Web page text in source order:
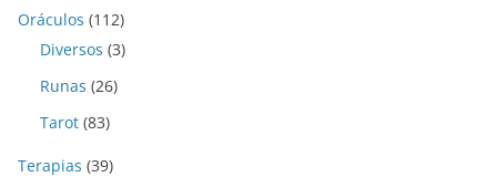
Oráculos (112)
Diversos (3)
Runas (26)
Tarot (83)
Terapias (39)